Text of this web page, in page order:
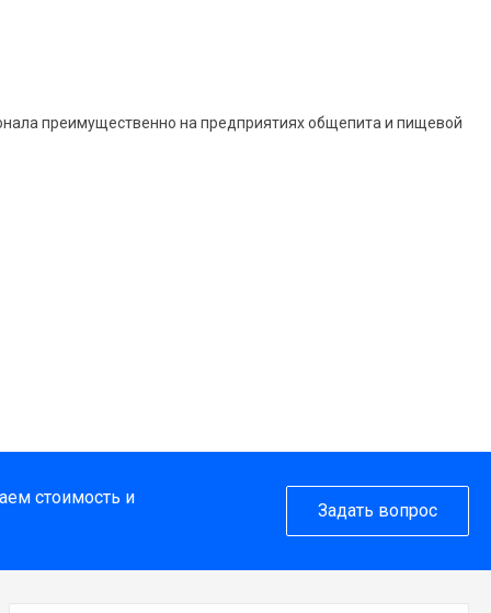
преимущественно на предприятиях общепита и пищевой
стоимость и
Задать вопрос